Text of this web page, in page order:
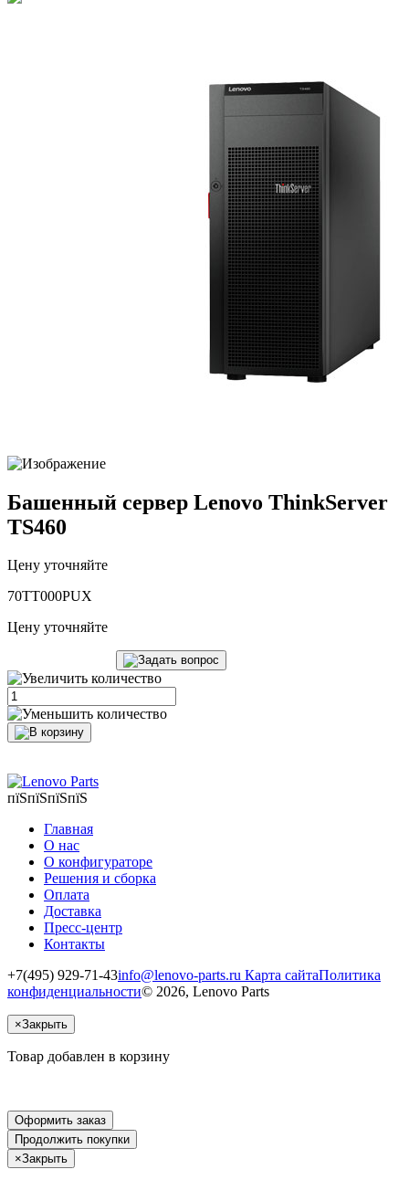
Башенный сервер Lenovo ThinkServer
TS460
Цену уточняйте
70TT000PUX
Цену уточняйте
пїЅпїЅпїЅпїЅ
Главная
О нас
О конфигураторе
Решения и сборка
Оплата
Доставка
Пресс-центр
Контакты
+7(495) 929-71-43info@lenovo-parts.ru Карта сайтаПолитика
конфиденциальности© 2026, Lenovo Parts
×Закрыть
Товар добавлен в корзину
Оформить заказ
Продолжить покупки
×Закрыть